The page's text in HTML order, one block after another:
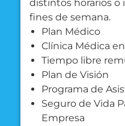
distintos horarios o
fines de semana.
Plan Médico
Clínica Médica
Tiempo libre
Plan de Visión
Programa de
Seguro de Vida
Empresa